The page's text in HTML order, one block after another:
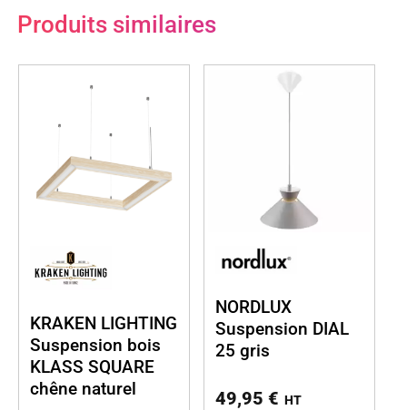
Produits similaires
KRAKEN LIGHTING
Suspension bois
KLASS SQUARE
chêne naturel
NORDLUX
Suspension DIAL
25 gris
49,95 € HT